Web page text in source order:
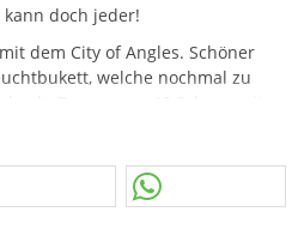
doch jeder!
dem City of Angles. Schöner
welche nochmal zu
gibt es nochmal etwas Stoff in